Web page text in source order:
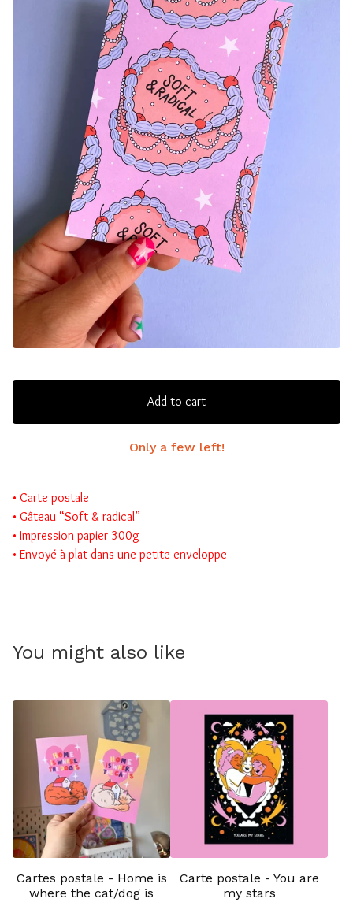
Add to cart
Only a few left!
• Carte postale
• Gâteau “Soft & radical”
• Impression papier 300g
• Envoyé à plat dans une petite enveloppe
You might also like
Cartes postale - Home is
where the cat/dog is
Carte postale - You are
my stars